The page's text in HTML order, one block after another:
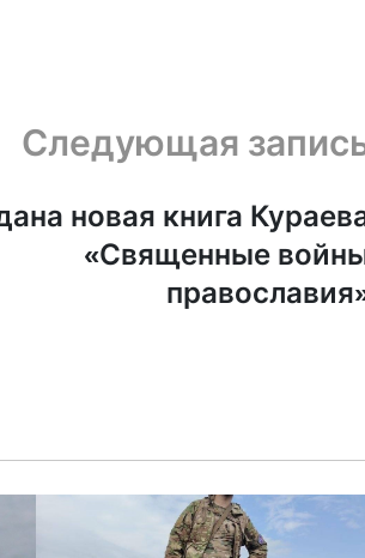
Следующая
новая книга
«Священные